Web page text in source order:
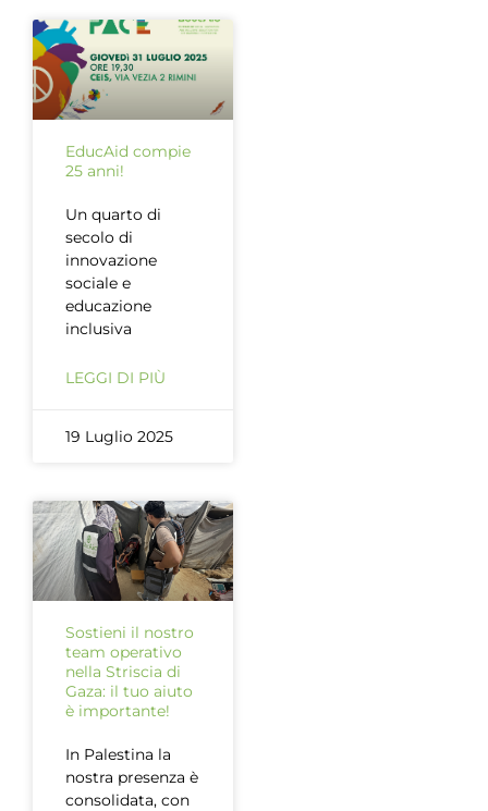
EducAid compie
25 anni!
Un quarto di
secolo di
innovazione
sociale e
educazione
inclusiva
LEGGI DI PIÙ
19 Luglio 2025
Sostieni il nostro
team operativo
nella Striscia di
Gaza: il tuo aiuto
è importante!
In Palestina la
nostra presenza è
consolidata, con